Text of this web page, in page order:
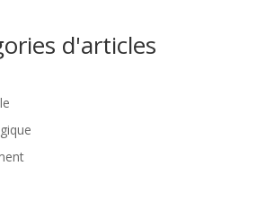
d'articles